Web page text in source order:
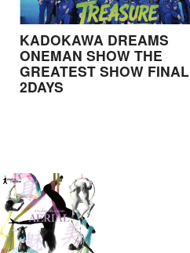
KADOKAWA DREAMS
ONEMAN SHOW THE
GREATEST SHOW FINAL
2DAYS